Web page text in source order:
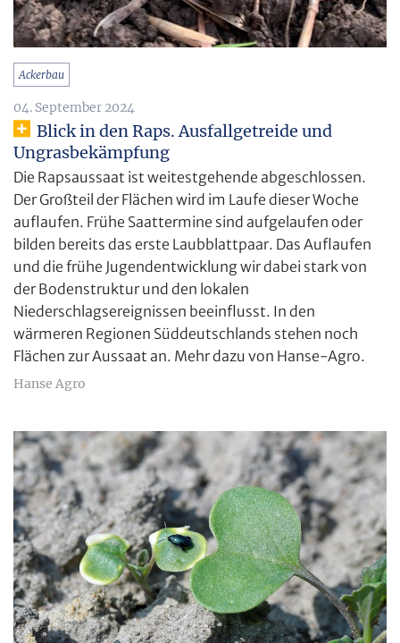
Ackerbau
04. September 2024
Blick in den Raps. Ausfallgetreide und
Ungrasbekämpfung
Die Rapsaussaat ist weitestgehende abgeschlossen.
Der Großteil der Flächen wird im Laufe dieser Woche
auflaufen. Frühe Saattermine sind aufgelaufen oder
bilden bereits das erste Laubblattpaar. Das Auflaufen
und die frühe Jugendentwicklung wir dabei stark von
der Bodenstruktur und den lokalen
Niederschlagsereignissen beeinflusst. In den
wärmeren Regionen Süddeutschlands stehen noch
Flächen zur Aussaat an. Mehr dazu von Hanse-Agro.
Hanse Agro